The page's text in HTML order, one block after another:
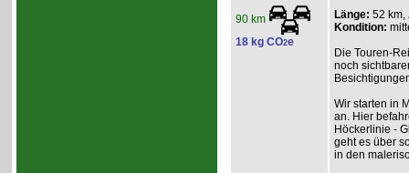
90 km
18 kg CO2e
Länge: 52 km,
Kondition:
Die Touren-
noch
Wir starten in
an. Hier
Höckerlinie -
geht es über
in den